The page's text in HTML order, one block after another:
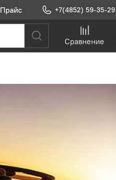
Прайс +7(4852) 59-35-29
Сравнение